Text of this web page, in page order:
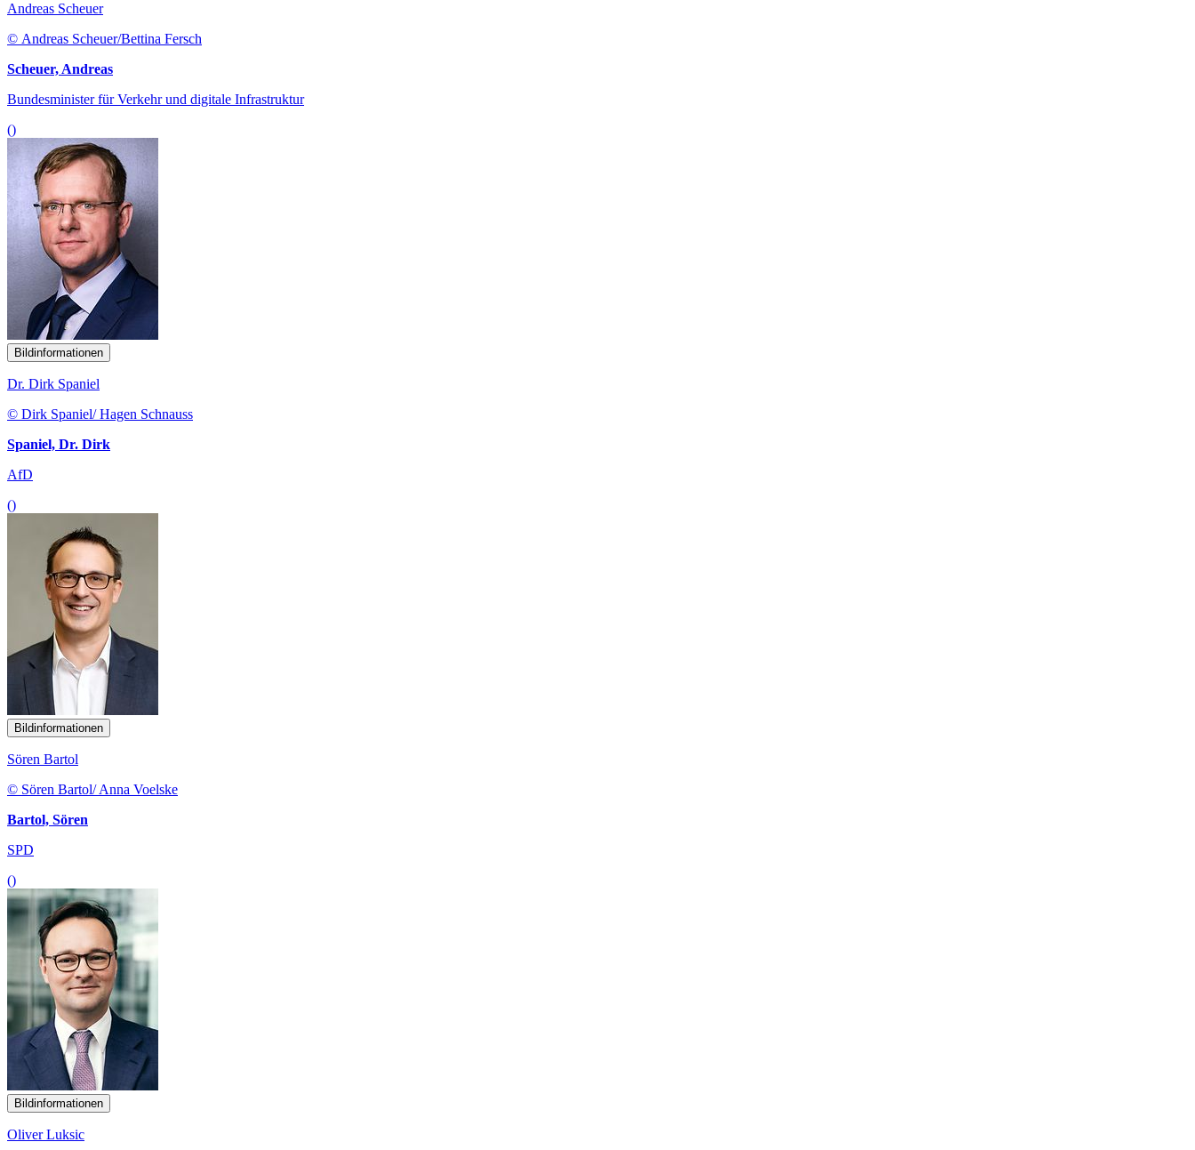
Andreas Scheuer
© Andreas Scheuer/Bettina Fersch
Scheuer, Andreas
Bundesminister für Verkehr und digitale Infrastruktur
()
Bildinformationen
Dr. Dirk Spaniel
© Dirk Spaniel/ Hagen Schnauss
Spaniel, Dr. Dirk
AfD
()
Bildinformationen
Sören Bartol
© Sören Bartol/ Anna Voelske
Bartol, Sören
SPD
()
Bildinformationen
Oliver Luksic